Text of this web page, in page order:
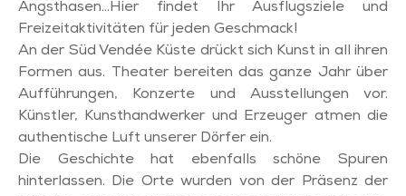
Angsthasen…Hier findet Ihr Ausflugsziele und
Freizeitaktivitäten für jeden Geschmack!
An der Süd Vendée Küste drückt sich Kunst in all ihren
Formen aus. Theater bereiten das ganze Jahr über
Aufführungen, Konzerte und Ausstellungen vor.
Künstler, Kunsthandwerker und Erzeuger atmen die
authentische Luft unserer Dörfer ein.
Die Geschichte hat ebenfalls schöne Spuren
hinterlassen. Die Orte wurden von der Präsenz der